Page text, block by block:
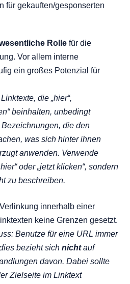
für gekauften/gesponserten
Rolle für die
Vor allem interne
ein großes Potenzial für
die „hier“,
beinhalten, unbedingt
die den
was sich hinter ihnen
anwenden. Verwende
oder „jetzt klicken“, sondern
zu beschreiben.
innerhalb einer
keine Grenzen gesetzt.
Benutze für eine URL immer
bezieht sich nichtauf
davon. Dabei sollte
Zielseite im Linktext